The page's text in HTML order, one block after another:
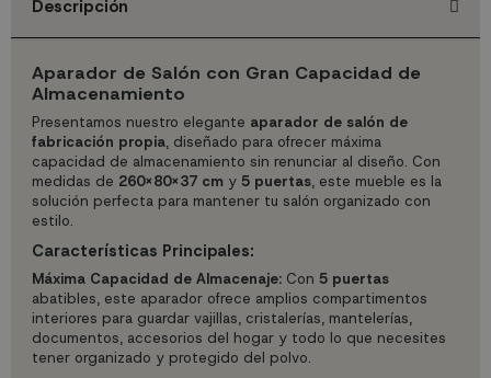
Descripción
Aparador de Salón con Gran Capacidad de
Almacenamiento
Presentamos nuestro elegante aparador de salón de
fabricación propia, diseñado para ofrecer máxima
capacidad de almacenamiento sin renunciar al diseño. Con
medidas de 260X80X37 cm y5 puertas, este mueble es la
solución perfecta para mantener tu salón organizado con
estilo.
Características Principales:
Máxima Capacidad de Almacenaje: Con5 puertas
abatibles, este aparador ofrece amplios compartimentos
interiores para guardar vajillas, cristalerías, mantelerías,
documentos, accesorios del hogar y todo lo que necesites
tener organizado y protegido del polvo.